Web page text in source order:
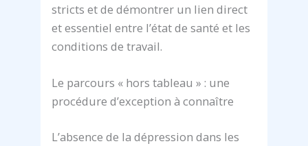
stricts et de démontrer un lien direct
et essentiel entre l’état de santé et les
conditions de travail.
Le parcours « hors tableau » : une
procédure d’exception à connaître
L’absence de la dépression dans les